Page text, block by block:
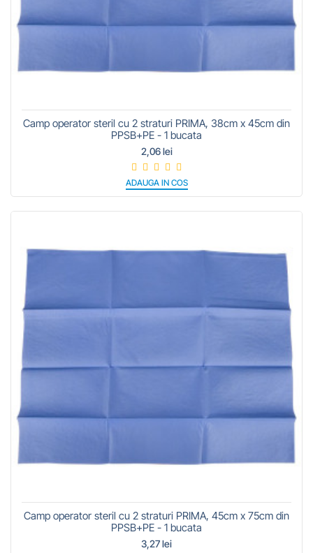
Camp operator steril cu 2 straturi PRIMA, 38cm x 45cm din
PPSB+PE - 1 bucata
2,06 lei
ADAUGA IN COS
Camp operator steril cu 2 straturi PRIMA, 45cm x 75cm din
PPSB+PE - 1 bucata
3,27 lei